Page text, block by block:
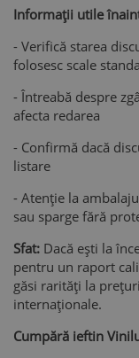
Informații utile
- Verifică starea
folosesc scale
- Întreabă despre
afecta redarea
- Confirmă dacă
listare
- Atenție la
sau sparge fără
Sfat: Dacă ești la
pentru un raport
găsi rarități la
internaționale.
Cumpără ieftin